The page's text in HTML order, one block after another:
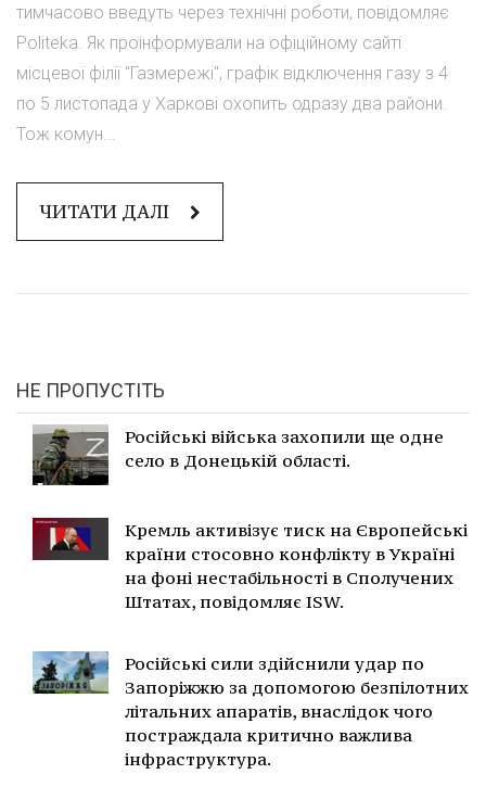
тимчасово введуть через технічні роботи, повідомляє
Politeka. Як проінформували на офіційному сайті
місцевої філії "Газмережі", графік відключення газу з 4
по 5 листопада у Харкові охопить одразу два райони.
Тож комун...
ЧИТАТИ ДАЛІ
НЕ ПРОПУСТІТЬ
Російські війська захопили ще одне
село в Донецькій області.
Кремль активізує тиск на Європейські
країни стосовно конфлікту в Україні
на фоні нестабільності в Сполучених
Штатах, повідомляє ISW.
Російські сили здійснили удар по
Запоріжжю за допомогою безпілотних
літальних апаратів, внаслідок чого
постраждала критично важлива
інфраструктура.